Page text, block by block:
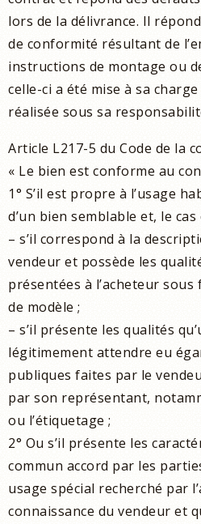
lors de la délivrance. Il
de conformité résultant de
instructions de montage ou
celle-ci a été mise à sa
réalisée sous sa
Article L217-5 du Code de la
« Le bien est conforme au
1° S’il est propre à l’usage
d’un bien semblable et, le cas
– s’il correspond à la
vendeur et possède les
présentées à l’acheteur
de modèle ;
– s’il présente les qualités
légitimement attendre eu
publiques faites par le
par son représentant,
ou l’étiquetage ;
2° Ou s’il présente les
commun accord par les
usage spécial recherché par
connaissance du vendeur et